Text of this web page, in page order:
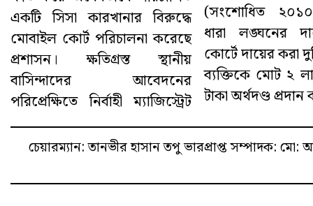
একটি সিসা কারখানার বিরুদ্ধে
মোবাইল কোর্ট পরিচালনা করেছে
প্রশাসন। ক্ষতিগ্রস্ত স্থানীয়
বাসিন্দাদের আবেদনের
পরিপ্রেক্ষিতে নির্বাহী ম্যাজিস্ট্রেট
(সংশোধিত
ধারা লঙ্ঘনের
কোর্টে দায়ের করা
ব্যক্তিকে মোট ২
টাকা অর্থদণ্ড
চেয়ারম্যান: তানভীর হাসান তপুভারপ্রাপ্ত সম্পাদক: